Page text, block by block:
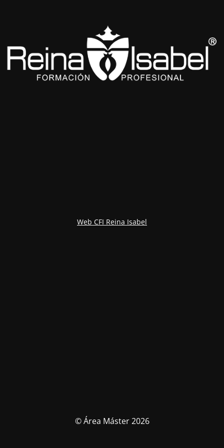
Web CFI Reina Isabel
© Área Máster 2026